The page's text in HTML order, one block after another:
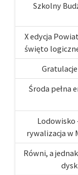
Szkolny
X edycja
święto
Środa pełna
Lodowisko
rywalizacja w
Równi, a